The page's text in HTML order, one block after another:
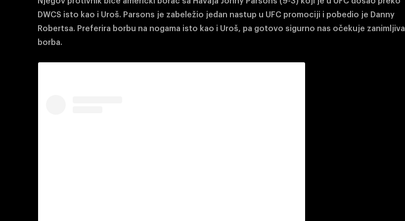
DWCS isto kao i Uroš. Parsons je zabeležio jedan nastup u UFC promociji i pobedio je Danny
Robertsa. Preferira borbu na nogama isto kao i Uroš, pa gotovo sigurno nas očekuje zanimljiva
borba.